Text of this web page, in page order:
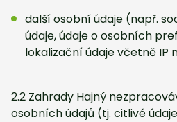
další osobní údaje (např.
údaje, údaje o osobních
lokalizační údaje včetně IP
2.2 Zahrady Hajný
osobních údajů (tj. citlivé